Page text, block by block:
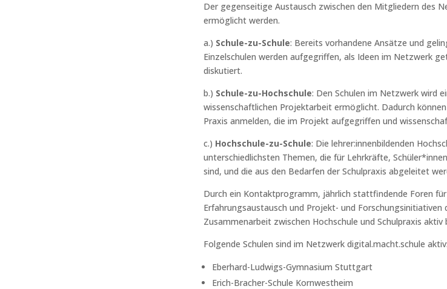
Der gegenseitige Austausch zwischen den Mitgliedern des
ermöglicht werden.
a.) Schule-zu-Schule: Bereits vorhandene Ansätze und
Einzelschulen werden aufgegriffen, als Ideen im Netzwerk
diskutiert.
b.) Schule-zu-Hochschule: Den Schulen im Netzwerk wird
wissenschaftlichen Projektarbeit ermöglicht. Dadurch
Praxis anmelden, die im Projekt aufgegriffen und
c.) Hochschule-zu-Schule: Die lehrer:innenbildenden
unterschiedlichsten Themen, die für Lehrkräfte,
sind, und die aus den Bedarfen der Schulpraxis abgeleitet
Durch ein Kontaktprogramm, jährlich stattfindende Foren
Erfahrungsaustausch und Projekt- und
Zusammenarbeit zwischen Hochschule und Schulpraxis aktiv
Folgende Schulen sind im Netzwerk digital.macht.schule aktiv:
Eberhard-Ludwigs-Gymnasium Stuttgart
Erich-Bracher-Schule Kornwestheim